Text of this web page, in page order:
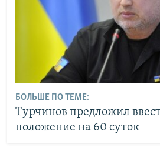
БОЛЬШЕ ПО ТЕМЕ:
Турчинов предложил
положение на 60 суток